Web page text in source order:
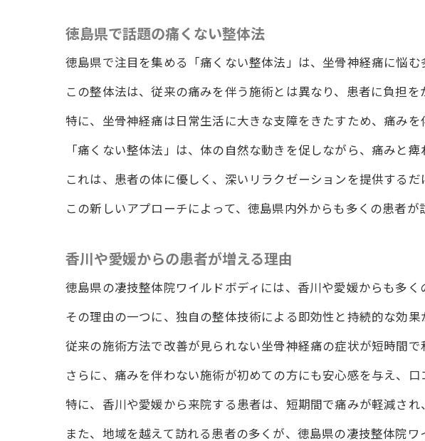
徳島県で注目の整体
整体院ワイルド
坐骨神経痛に対す
整体を通じて得ら
奇跡の背景にあ
口コミで広がる
整体院ワイルドボ
歩行時の安定感を
歩く喜びを取り
体験者が語る整体
痛みのない生活ワイ
坐骨神経痛を克
徳島県で話題の痛くない整体法
徳島県で注目を集める「痛くない整体法」は、坐骨神経痛に悩む
この整体法は、従来の痛みを伴う施術とは異なり、患者に負担を
特に、坐骨神経痛は日常生活に大きな支障をきたすため、痛みを
「痛くない整体法」は、体の自然な動きを促しながら、痛みと
これは、患者の体に優しく、深いリラクゼーションを提供する
この新しいアプローチによって、徳島県内外からも多くの患者が
香川や愛媛からの患者が増える理由
徳島県の凄技整体院ワイルドボディには、香川や愛媛からも多く
その理由の一つに、独自の整体技術による即効性と持続的な効果
従来の施術方法で改善が見られない坐骨神経痛の症状が短時間で
さらに、痛みを伴わない施術が初めての方にも安心感を与え、口
特に、香川や愛媛から来院する患者は、短期間で痛みが軽減さ
また、地域を越えて訪れる患者の多くが、徳島県の凄技整体院